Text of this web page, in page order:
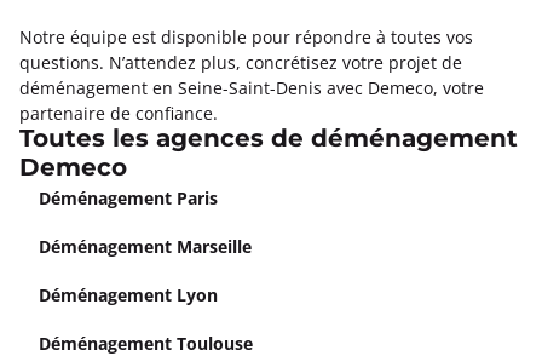
Notre équipe est disponible pour répondre à toutes vos
questions. N’attendez plus, concrétisez votre projet de
déménagement en Seine-Saint-Denis avec Demeco, votre
partenaire de confiance.
Toutes les agences de déménagement
Demeco
Déménagement Paris
Déménagement Marseille
Déménagement Lyon
Déménagement Toulouse